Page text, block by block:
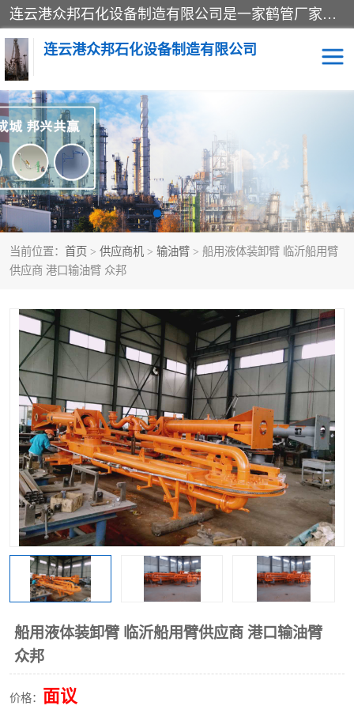
连云港众邦石化设备制造有限公司是一家鹤管厂家主营：鹤管、装车鹤管等，是致力于石油、石化等流体装卸设备(主要产品如鹤管、输油臂、脱缆钩等)的咨询、设计、制造、检测、安装指导、系统调试、维修维护等业务的公司。
连云港众邦石化设备制造有限公司
当前位置： 首页 > 供应商机 > 输油臂 > 船用液体装卸臂 临沂船用臂
供应商 港口输油臂 众邦
船用液体装卸臂 临沂船用臂供应商 港口输油臂
众邦
价格： 面议
鹤管 顶部装卸鹤管
底部装卸鹤管 LNG低温鹤管
液氨鹤管 液化气鹤管
鹤管配件 活动梯栈台
撬装系统设备 装车鹤管